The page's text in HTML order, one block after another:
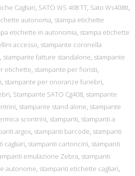
Cagliari, SATO WS 408 TT, Sato Ws408tt,
autonoma, stampa etichette
etichette in autonomia, stampa etichette
accesso, stampante coronella
, stampante fatture standalone, stampante
etichette, stampante per fioristi,
, stampante per onoranze funebri,
, Stampante SATO Cg408, stampante
, stampante stand alone, stampante
scontrini, stampanti, stampanti a
argox, stampanti barcode, stampanti
cagliari, stampanti cartoncini, stampanti
emulazione Zebra, stampanti
autonome, stampanti etichette cagliari,